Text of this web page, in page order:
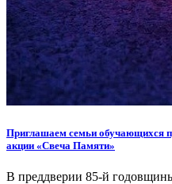
Приглашаем семьи обучающихся
акции «Свеча Памяти»
В преддверии 85-й